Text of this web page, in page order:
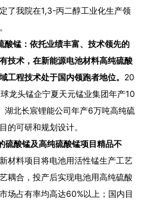
奠定了我院在1,3-丙二醇工业化生产领
：依托业绩丰富、技术领先的
技术，在新能源电池材料高纯硫酸
程技术处于国内领跑者地位。 20
球龙头锰企宁夏天元锰业集团年产10
、湖北长宸锂能公司年产6万吨高纯硫
可研和规划设计。
的硫酸锰及高纯硫酸锰项目精品不
材料项目将电池用活性锰生产工艺
合，投产后实现电池用高纯硫酸
场占有率均高达60%以上；国内目